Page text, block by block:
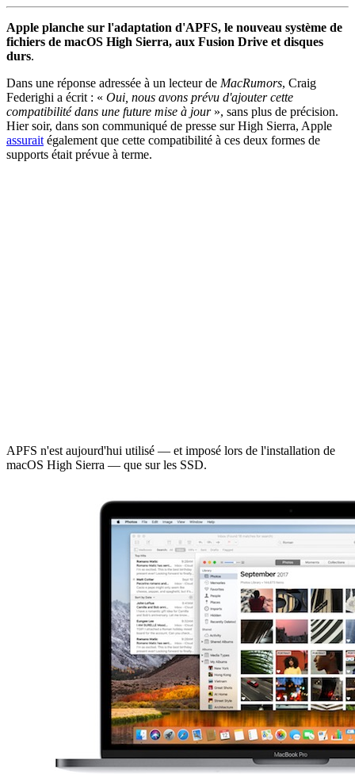
Apple planche sur l'adaptation d'APFS, le nouveau système de
fichiers de macOS High Sierra, aux Fusion Drive et disques
durs.
Dans une réponse adressée à un lecteur de MacRumors, Craig
Federighi a écrit : « Oui, nous avons prévu d'ajouter cette
compatibilité dans une future mise à jour», sans plus de précision.
Hier soir, dans son communiqué de presse sur High Sierra, Apple
assurait également que cette compatibilité à ces deux formes de
supports était prévue à terme.
APFS n'est aujourd'hui utilisé — et imposé lors de l'installation de
macOS High Sierra — que sur les SSD.